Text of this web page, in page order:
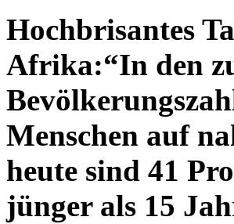
Hochbrisantes
Afrika:“In den
Menschen auf
heute sind 41
jünger als 15